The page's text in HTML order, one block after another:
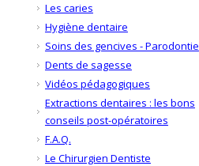
Les caries
Hygiène dentaire
Soins des gencives - Parodontie
Dents de sagesse
Vidéos pédagogiques
Extractions dentaires : les bons
conseils post-opératoires
F.A.Q.
Le Chirurgien Dentiste